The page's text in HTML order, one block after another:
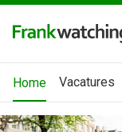
Home Vacatures